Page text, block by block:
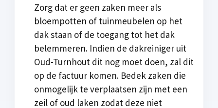
Zorg dat er geen zaken meer als
bloempotten of tuinmeubelen op het
dak staan of de toegang tot het dak
belemmeren. Indien de dakreiniger uit
Oud-Turnhout dit nog moet doen, zal dit
op de factuur komen. Bedek zaken die
onmogelijk te verplaatsen zijn met een
zeil of oud laken zodat deze niet